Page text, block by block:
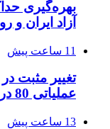
بهره‌گیری
آزاد ایران و
11 ساعت پیش
تغییر مثبت
عملیاتی 80 درصد رشد کرد
13 ساعت پیش